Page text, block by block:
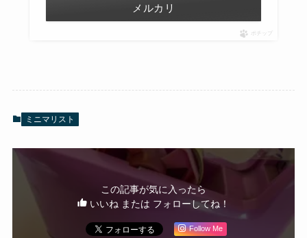
メルカリ
ポチップ
ミニマリスト
この記事が気に入ったら
いいね または フォローしてね！
Follow Me